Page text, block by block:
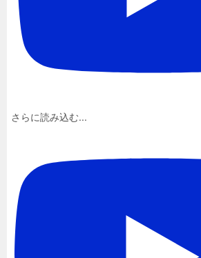
さらに読み込む...